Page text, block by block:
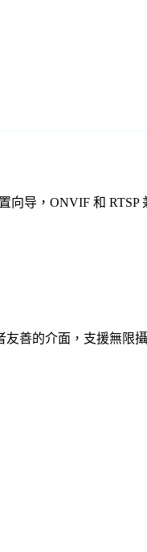
向导，ONVIF 和
善的介面，支援無限